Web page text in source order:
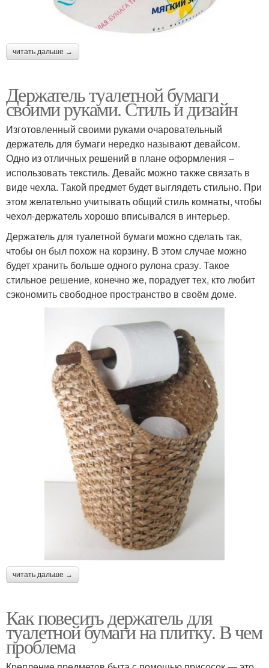
читать дальше →
Держатель туалетной бумаги
своими руками. Стиль и дизайн
Изготовленный своими руками очаровательный
держатель для бумаги нередко называют девайсом.
Одно из отличных решений в плане оформления –
использовать текстиль. Девайс можно также связать в
виде чехла. Такой предмет будет выглядеть стильно. При
этом желательно учитывать общий стиль комнаты, чтобы
чехол-держатель хорошо вписывался в интерьер.
Держатель для туалетной бумаги можно сделать так,
чтобы он был похож на корзину. В этом случае можно
будет хранить больше одного рулона сразу. Такое
стильное решение, конечно же, порадует тех, кто любит
сэкономить свободное пространство в своём доме.
читать дальше →
Как повесить держатель для
туалетной бумаги на плитку. В чем
проблема